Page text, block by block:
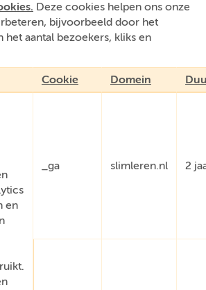
Deze cookies helpen ons onze
bijvoorbeeld door het
het aantal bezoekers, kliks en
Cookie Domein
en
_ga slimleren.nl 2